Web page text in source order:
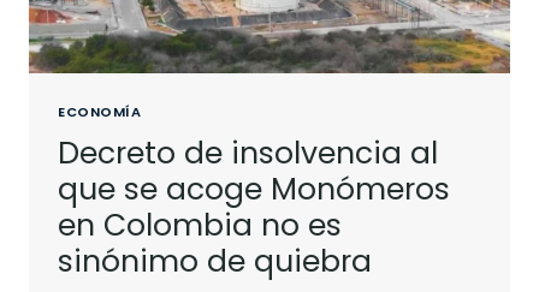
ECONOMÍA
Decreto de insolvencia al
que se acoge Monómeros
en Colombia no es
sinónimo de quiebra